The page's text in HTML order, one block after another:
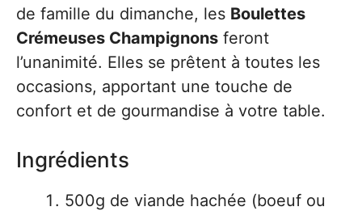
de famille du dimanche, les Boulettes
Crémeuses Champignons feront
l’unanimité. Elles se prêtent à toutes les
occasions, apportant une touche de
confort et de gourmandise à votre table.
Ingrédients
500g de viande hachée (boeuf ou